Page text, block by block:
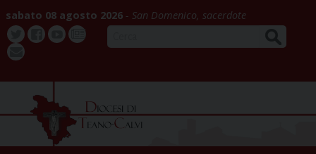
content
sabato 08 agosto 2026 San Domenico, sacerdote
Twitter
Notizia